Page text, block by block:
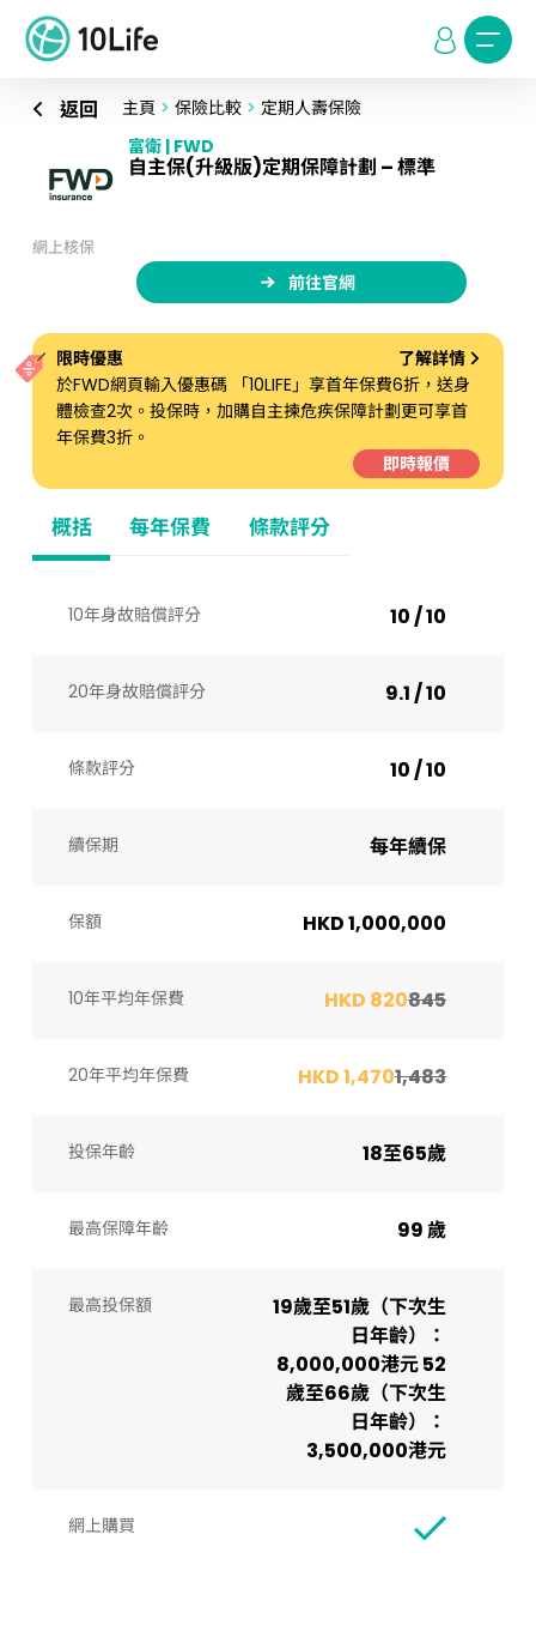
返回 主頁 > 保險比較> 定期人壽保險
富衛 | FWD
自主保(升級版)定期保障計劃 – 標準
網上核保
前往官網
概括 每年保費 條款評分
限時優惠
了解詳情
於FWD網頁輸入優惠碼 「10LIFE」享首年保費6折，送身
體檢查2次。投保時，加購自主揀危疾保障計劃更可享首
年保費3折。
即時報價
10年身故賠償評分 10 / 10
20年身故賠償評分 9.1 / 10
條款評分 10 / 10
續保期 每年續保
保額 HKD 1,000,000
10年平均年保費 HKD 820845
20年平均年保費 HKD 1,4701,483
投保年齡 18至65歲
最高保障年齡 99 歲
最高投保額
19歲至51歲（下次生
日年齡）：
8,000,000港元 52
歲至66歲（下次生
日年齡）：
3,500,000港元
網上購買